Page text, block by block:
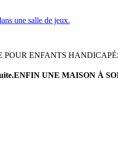
ENFANTS
ENFIN UNE MAISON À